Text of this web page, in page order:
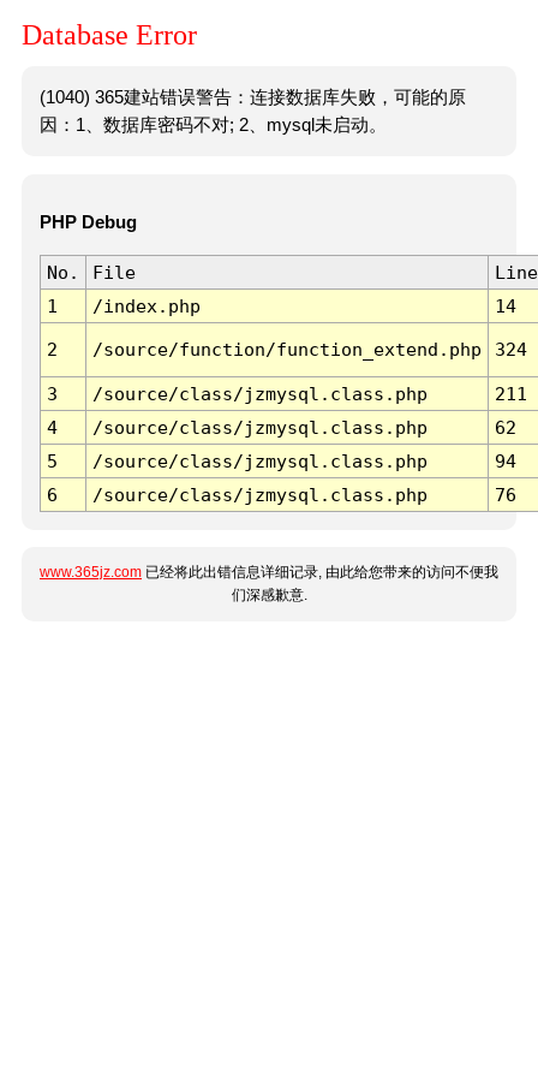
Database Error
(1040) 365建站错误警告：连接数据库失败，可能的原
因：1、数据库密码不对; 2、mysql未启动。
PHP Debug
No. File
Line
1
/index.php 14
2 /source/function/function_extend.php 324
3 /source/class/jzmysql.class.php
211
4
/source/class/jzmysql.class.php
62
5
/source/class/jzmysql.class.php
94
6
/source/class/jzmysql.class.php 76
www.365jz.com 已经将此出错信息详细记录, 由此给您带来的访问不便我
们深感歉意.